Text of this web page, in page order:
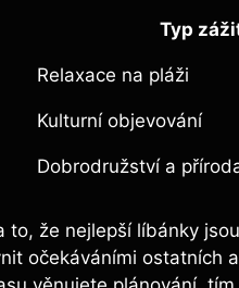
Typ
Relaxace na pláži
Kulturní objevování
Dobrodružství a
to, že nejlepší líbánky
očekáváními ostatních a